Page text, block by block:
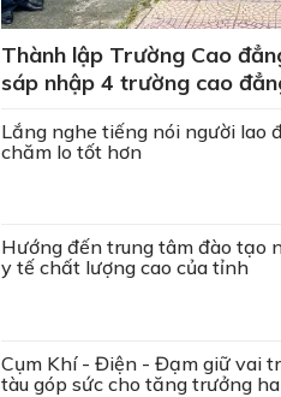
Thành lập Trường Cao
sáp nhập 4 trường cao
Lắng nghe tiếng nói người lao
chăm lo tốt hơn
Hướng đến trung tâm đào tạo
y tế chất lượng cao của tỉnh
Cụm Khí - Điện - Đạm giữ vai
tàu góp sức cho tăng trưởng